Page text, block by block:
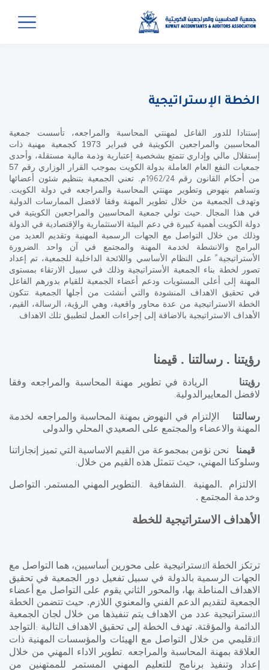
الخطة الإستراتيجية
إستنادا
للدور الفاعل لمهنتي المحاسبة والمراجعه، تأسست جمعية
المحاسبين والمراجعين الكويتية في فبراير 1973 كجمعية مهنية ذات
إستقلال مالي وإداري تتمتع بشخصية إعتبارية وذمة مالية مستقلة، وأحدى
جمعيات النفع العام العاملة بدولة الكويت بموجب القرار الوزاري رقم 57
من أحكام القانون رقم1962/24 م. تعني الجمعية بتنظيم شئون أعضائها
وتساهم بنهوض وتطوير مهنتي المحاسبة والمراجعه في دولة الكويت.
وتهدف الجمعية من خلال تطوير المهنة وفقا لافضل الممارسات الدولية
في هذا المجال .حيث تولي جمعية المحاسبين والمراجعين الكويتية في
دولة الكويت أهمية كبيرة في دعم البيئة الاستثمارية والإقتصادية في الدولة
وذلك من خلال التواصل مع الجهات الرسمية المهنية وتقديم العديد من
البرامج والانشطة لخدمة المهنة والمجتمع في آن واحد
.الضرورة
الأستراتيجية ً على النظام الأساسي واللائحة الداخلية للجمعية، تم إعداد
تصور لخطة بناء الجمعية الأستراتيجية وذلك في سبيل الارتقاء بمستوى
المهنة إلى أعلى المستويات ودعم أعضاء الجمعية للقيام بدورهم الفاعل
في تحقيق الاهداف المنشودة والتي أنشئت من أجلها الجمعية .تتكون
الخطة الاستراتيجية من عدة محاور واقعية، وهي الرؤية، الرسالة، القيم،
الأهداف الاستراتيجية بالاضافة إلى إجراءات العمل لتطبيق تلك الاهداف.
رؤيتنا . رسالتنا . قيمنا
رؤيتنا الريادة في تطوير مهنة المحاسبة والمراجعه وفقا
لافضل المعاييرالدولية.
رسالتنا
الإلتزام في النهوض بمهنة المحاسبة والمراجعه لخدمة
المهنة والاعضاء والمجتمع على الصعيدي المحلي والدولى
قيمنا نحن نؤمن بمجموعة من القيم الاساسية التي تميز إنجازاتنا
وسلوكنا المهني، حيث تتمثل هذه القيم من خلال:
الالتزام . المهنية . الشفافية . التطوير المهني المستمر.
التواصل
وخدمة المجتمع .
الأهداف الاستراتيجية للخطة
ترتكز الخطة ا لاستراتيجية على محورين أساسيين، هما التواصل مع
الجهات الرسمية بالدولة في سبيل تفعيل دور الجمعية في تحقيق
الاهداف المناطة بها، والمحور الثاني يقوم على التواصل مع أعضاء
الجمعية لتقديم الدعم الفني والمعنوي اللازم. حيث تتضمن الخطة
لاستراتيجية عدد من الاهداف يتم تنفيذها من خلال لجان الجمعية
الدائمة والمؤقتة. تهدف الخطة إلى تحقيق الاهداف التالية : التواجد
لاقليمي من خلال التواصل مع الهيئات والمؤسسات المهنية ذات
العلاقة بمهنة المحاسبة والمراجعه .تطوير الاداء المهني من خلال
إعداد وتنفيذ برنامج للتعليم المهني المستمر للممتهنين من